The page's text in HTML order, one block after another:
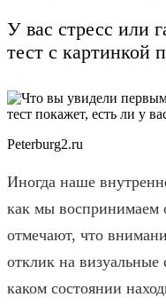
У вас стресс или
тест с картинкой
Peterburg2.ru
Иногда наше
как мы воспринимаем
отмечают, что
отклик на визуальные
каком состоянии